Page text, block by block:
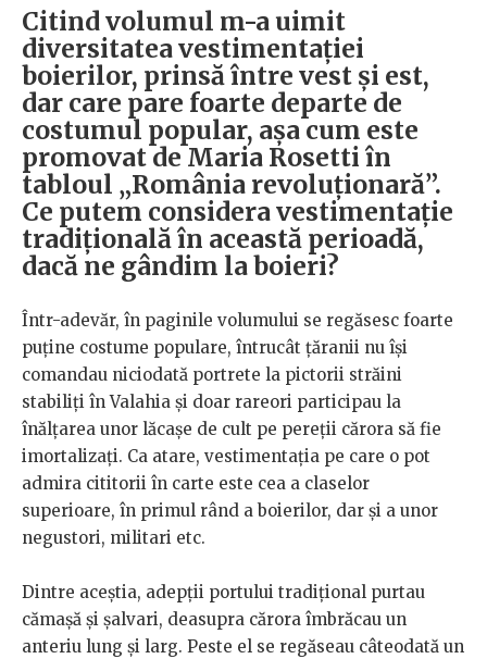
Citind volumul m-a uimit
diversitatea vestimentației
boierilor, prinsă între vest și est,
dar care pare foarte departe de
costumul popular, așa cum este
promovat de Maria Rosetti în
tabloul „România revoluționară”.
Ce putem considera vestimentație
tradițională în această perioadă,
dacă ne gândim la boieri?
Într-adevăr, în paginile volumului se regăsesc foarte
puține costume populare, întrucât țăranii nu își
comandau niciodată portrete la pictorii străini
stabiliți în Valahia și doar rareori participau la
înălțarea unor lăcașe de cult pe pereții cărora să fie
imortalizați. Ca atare, vestimentația pe care o pot
admira cititorii în carte este cea a claselor
superioare, în primul rând a boierilor, dar și a unor
negustori, militari etc.
Dintre aceștia, adepții portului tradițional purtau
cămașă și șalvari, deasupra cărora îmbrăcau un
anteriu lung și larg. Peste el se regăseau câteodată un